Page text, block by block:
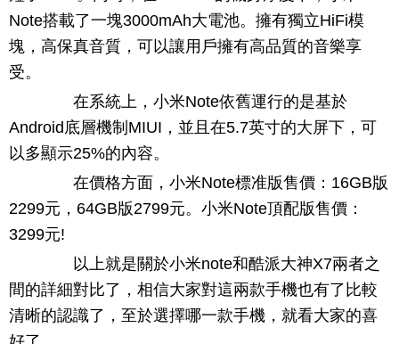
Note搭載了一塊3000mAh大電池。擁有獨立HiFi模
塊，高保真音質，可以讓用戶擁有高品質的音樂享
受。
在系統上，小米Note依舊運行的是基於
Android底層機制MIUI，並且在5.7英寸的大屏下，可
以多顯示25%的內容。
在價格方面，小米Note標准版售價：16GB版
2299元，64GB版2799元。小米Note頂配版售價：
3299元!
以上就是關於小米note和酷派大神X7兩者之
間的詳細對比了，相信大家對這兩款手機也有了比較
清晰的認識了，至於選擇哪一款手機，就看大家的喜